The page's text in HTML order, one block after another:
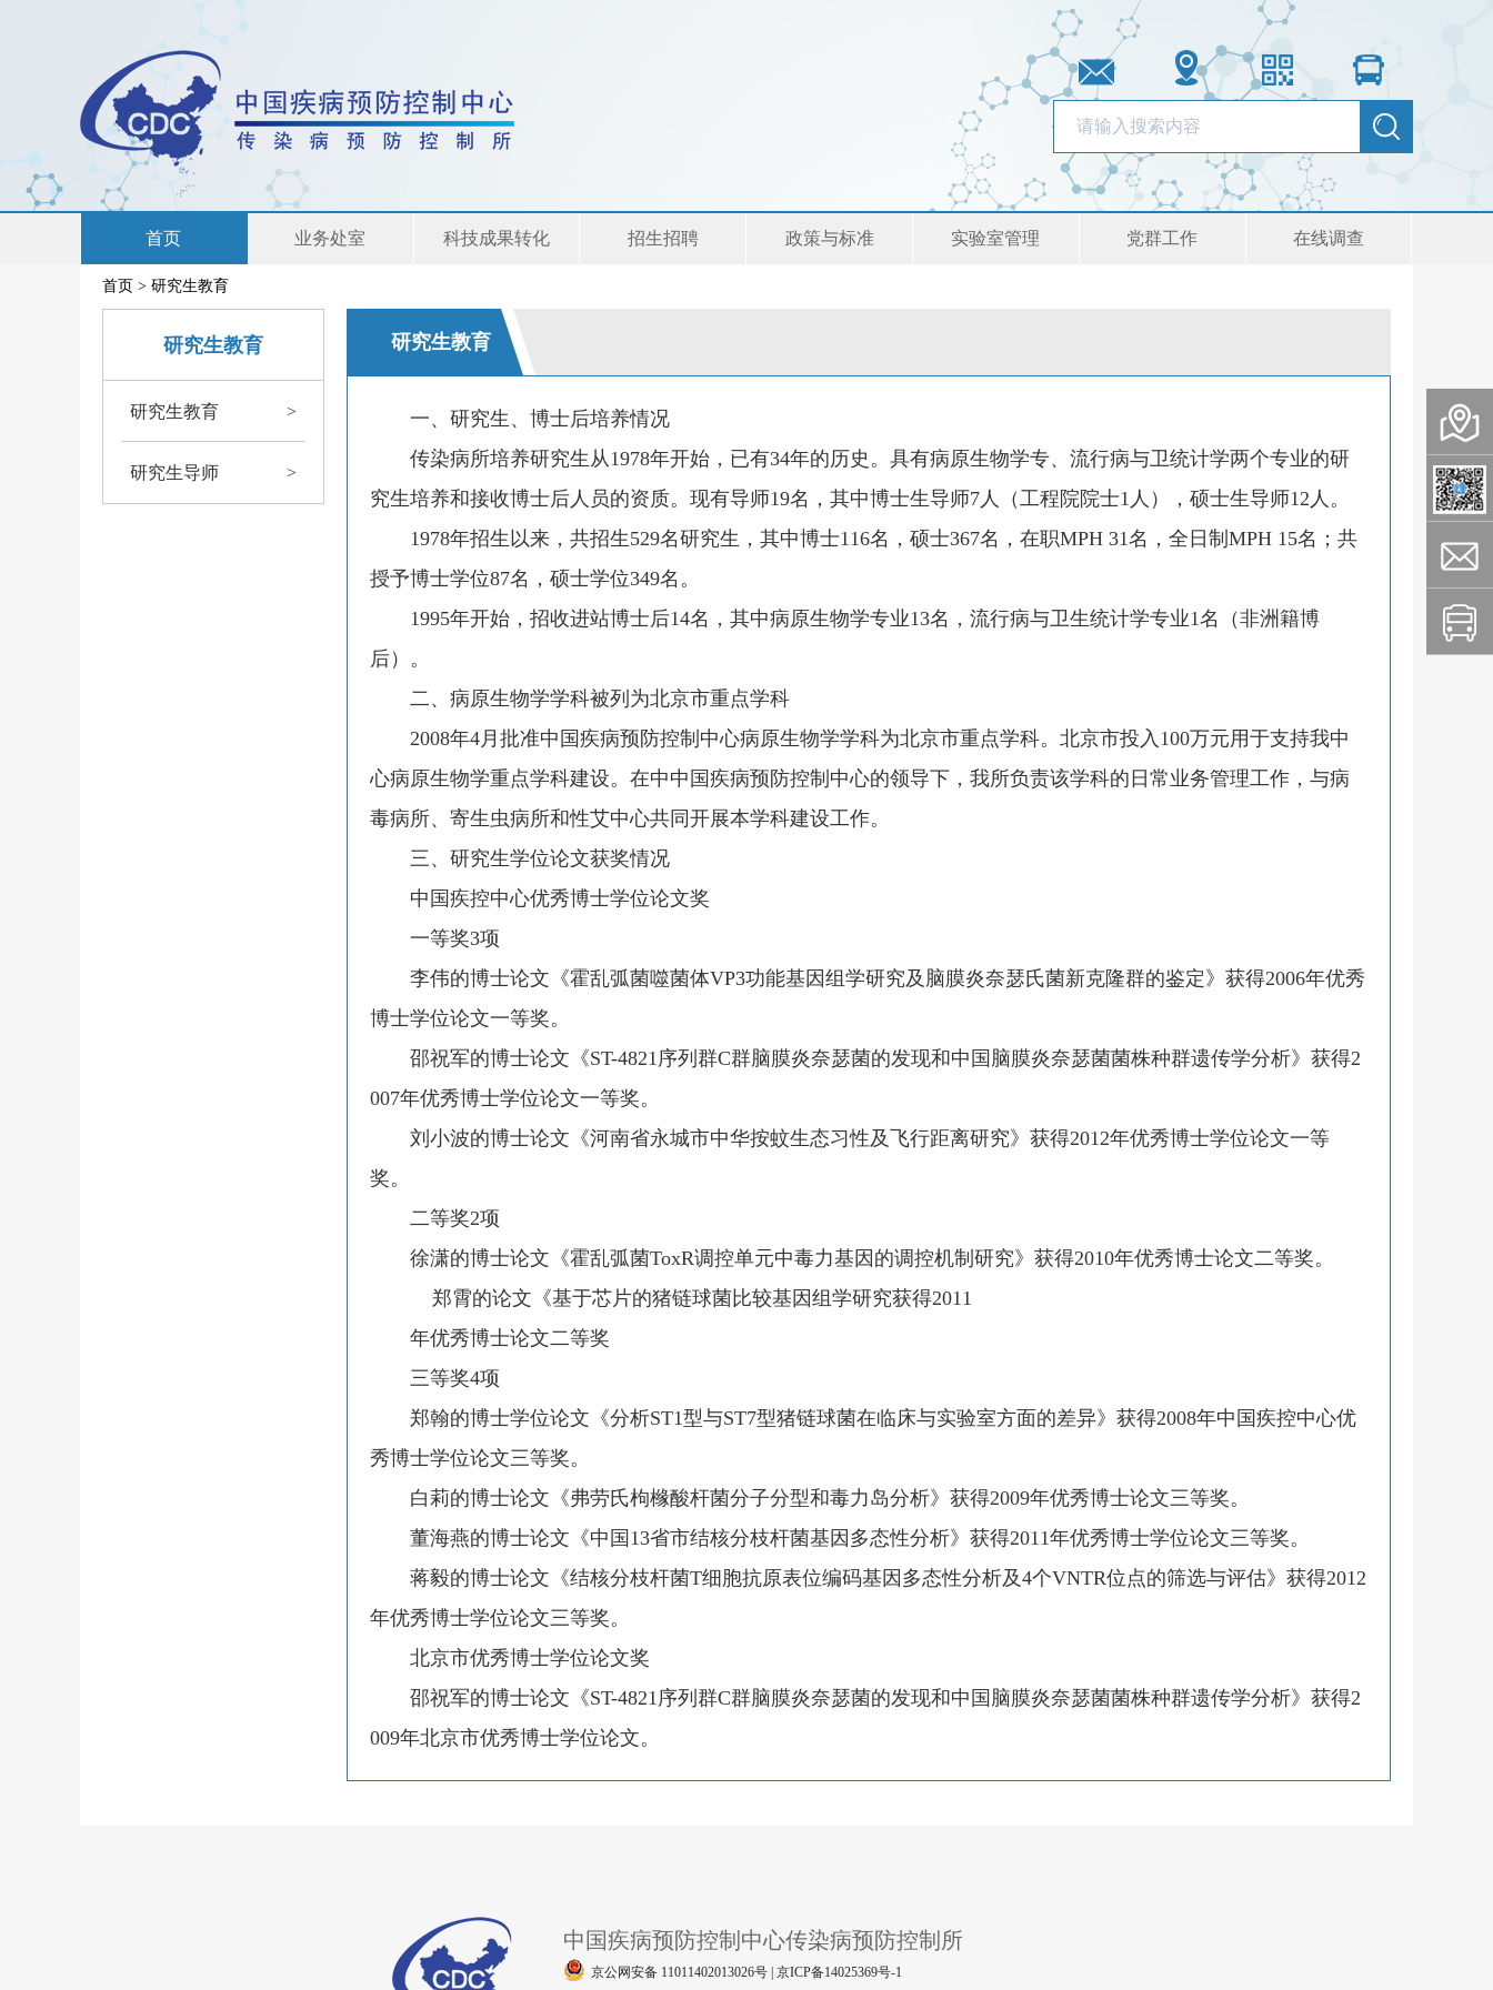
首页 业务处室 科技成果转化 招生招聘 政策与标准 实验室管理 党群工作 在线调查
联系我们
首页 > 研究生教育
研究生教育
研究生教育 >
研究生导师 >
研究生教育
一、研究生、博士后培养情况
传染病所培养研究生从1978年开始，已有34年的历史。具有病原生物学专、流行病与卫统计学两个专业的研
究生培养和接收博士后人员的资质。现有导师19名，其中博士生导师7人（工程院院士1 人），硕士生导师12 人。
1978年招生以来，共招生529名研究生，其中博士116名，硕士367名，在职MPH 31名，全日制 MPH 15名；共
授予博士学位87名，硕士学位349名。
1995年开始，招收进站博士后14名，其中病原生物学专业13名，流行病与卫生统计学专业1名（非洲籍博
后）。
二、病原生物学学科被列为北京市重点学科
2008年4月批准中国疾病预防控制中心病原生物学学科为北京市重点学科。北京市投入 100万元用于支持我中
心病原生物学重点学科建设。在中中国疾病预防控制中心的领导下，我所负责该学科的日常业务管理工作，与病
毒病所、寄生虫病所和性艾中心共同开展本学科建设工作。
三、研究生学位论文获奖情况
中国疾控中心优秀博士学位论文奖
一等奖3项
李伟的博士论文《霍乱弧菌噬菌体VP3功能基因组学研究及脑膜炎奈瑟氏菌新克隆群的鉴定》获得2006年优秀
博士学位论文一等奖。
邵祝军的博士论文《ST-4821序列群C群脑膜炎奈瑟菌的发现和中国脑膜炎奈瑟菌菌株种群遗传学分析》获得2
007年优秀博士学位论文一等奖。
刘小波的博士论文《河南省永城市中华按蚊生态习性及飞行距离研究》获得2012年优秀博士学位论文一等
奖。
二等奖2项
徐潇的博士论文《霍乱弧菌ToxR调控单元中毒力基因的调控机制研究》获得2010年优秀博士论文二等奖。
郑霄的论文《基于芯片的猪链球菌比较基因组学研究获得2011
年优秀博士论文二等奖
三等奖4项
郑翰的博士学位论文《分析ST1型与ST7型猪链球菌在临床与实验室方面的差异》获得2008年中国疾控中心优
秀博士学位论文三等奖。
白莉的博士论文《弗劳氏枸橼酸杆菌分子分型和毒力岛分析》获得2009年优秀博士论文三等奖。
董海燕的博士论文《中国 13省市结核分枝杆菌基因多态性分析》获得2011年优秀博士学位论文三等奖。
蒋毅的博士论文《结核分枝杆菌T细胞抗原表位编码基因多态性分析及4个VNTR位点的筛选与评估》获得2012
年优秀博士学位论文三等奖。
北京市优秀博士学位论文奖
邵祝军的博士论文《ST-4821序列群C群脑膜炎奈瑟菌的发现和中国脑膜炎奈瑟菌菌株种群遗传学分析》获得2
009年北京市优秀博士学位论文。
中国疾病预防控制中心传染病预防控制所
京公网安备 11011402013026号 | 京ICP备14025369号-1